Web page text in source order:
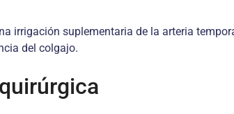
irrigación suplementaria de la arteria
del colgajo.